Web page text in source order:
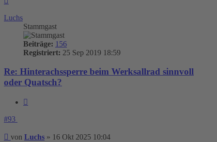
Luchs
Stammgast
Beiträge: 156
Registriert: 25 Sep 2019 18:59
Re: Hinterachssperre beim Werksallrad sinnvoll
oder Quatsch?
#93
Beitrag
von Luchs » 16 Okt 2025 10:04